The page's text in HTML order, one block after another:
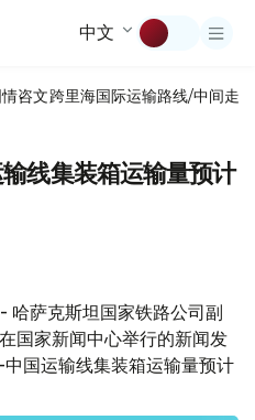
中文
咨文跨里海国际运输路线/中间走廊
线集装箱运输量预计
哈萨克斯坦国家铁路公司副
国家新闻中心举行的新闻发
国运输线集装箱运输量预计